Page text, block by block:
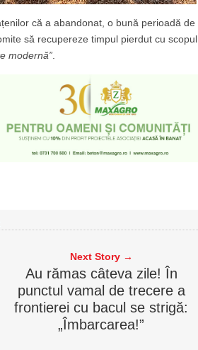
că a abandonat, o bună perioadă de
să recupereze timpul pierdut cu scopul
modernă”
Next Story →
Au rămas câteva zile! În
punctul vamal de trecere a
frontierei cu bacul se strigă:
„Îmbarcarea!”